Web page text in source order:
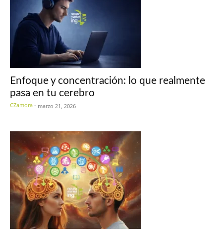
Enfoque y concentración: lo que realmente
pasa en tu cerebro
CZamora - marzo 21, 2026